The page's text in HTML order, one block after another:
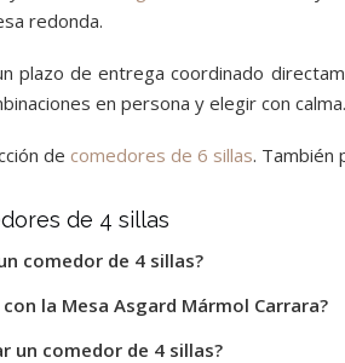
redonda.
plazo de entrega coordinado
en persona y elegir con calma.
de comedores de 6 sillas. También
de 4 sillas
comedor de 4 sillas?
la Mesa Asgard Mármol Carrara?
un comedor de 4 sillas?